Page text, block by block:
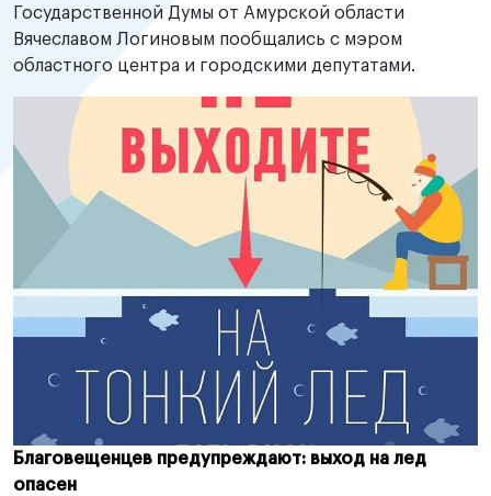
Государственной Думы от Амурской области
Вячеславом Логиновым пообщались с мэром
областного центра и городскими депутатами.
Благовещенцев предупреждают: выход на лед
опасен